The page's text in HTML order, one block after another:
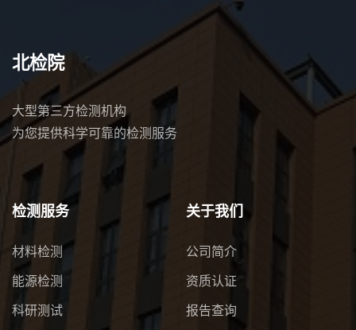
北检院
大型第三方检测机构
为您提供科学可靠的检测服务
检测服务
材料检测
能源检测
科研测试
关于我们
公司简介
资质认证
报告查询